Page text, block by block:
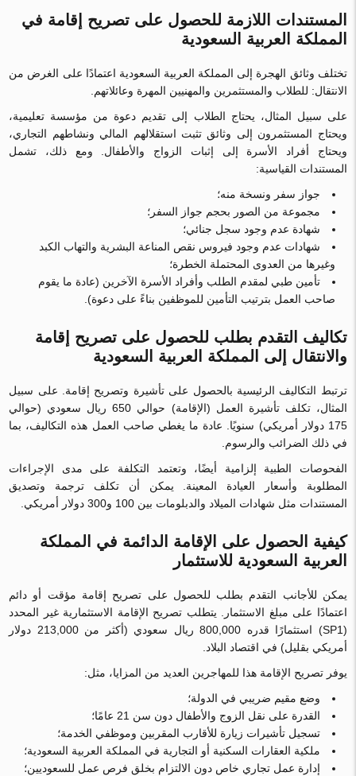
المستندات اللازمة للحصول على تصريح إقامة في
المملكة العربية السعودية
تختلف وثائق الهجرة إلى المملكة العربية السعودية اعتمادًا على الغرض من
الانتقال: للطلاب والمستثمرين والمهنيين المهرة وعائلاتهم.
على سبيل المثال، يحتاج الطلاب إلى تقديم دعوة من مؤسسة تعليمية،
ويحتاج المستثمرون إلى وثائق تثبت استقلالهم المالي ونشاطهم التجاري،
ويحتاج أفراد الأسرة إلى إثبات الزواج والأطفال. ومع ذلك، تشمل
المستندات القياسية:
جواز سفر ونسخة منه؛
مجموعة من الصور بحجم جواز السفر؛
شهادة عدم وجود سجل جنائي؛
شهادات عدم وجود فيروس نقص المناعة البشرية والتهاب الكبد
وغيرها من العدوى المحتملة الخطرة؛
تأمين طبي لمقدم الطلب وأفراد الأسرة الآخرين (عادة ما يقوم
صاحب العمل بترتيب التأمين للموظفين بناءً على دعوة).
تكاليف التقدم بطلب للحصول على تصريح إقامة
والانتقال إلى المملكة العربية السعودية
ترتبط التكاليف الرئيسية بالحصول على تأشيرة وتصريح إقامة. على سبيل
المثال، تكلف تأشيرة العمل (الإقامة) حوالي 650 ريال سعودي (حوالي
175 دولار أمريكي) سنويًا. عادة ما يغطي صاحب العمل هذه التكاليف، بما
في ذلك الضرائب والرسوم.
الفحوصات الطبية إلزامية أيضًا، وتعتمد التكلفة على مدى الإجراءات
المطلوبة وأسعار العيادة المعينة. يمكن أن تكلف ترجمة وتصديق
المستندات مثل شهادات الميلاد والدبلومات بين 100 و300 دولار أمريكي.
كيفية الحصول على الإقامة الدائمة في المملكة
العربية السعودية للاستثمار
يمكن للأجانب التقدم بطلب للحصول على تصريح إقامة مؤقت أو دائم
اعتمادًا على مبلغ الاستثمار. يتطلب تصريح الإقامة الاستثمارية غير المحدد
(SP1) استثمارًا قدره 800,000 ريال سعودي (أكثر من 213,000 دولار
أمريكي بقليل) في اقتصاد البلاد.
يوفر تصريح الإقامة هذا للمهاجرين العديد من المزايا، مثل:
وضع مقيم ضريبي في الدولة؛
القدرة على نقل الزوج والأطفال دون سن 21 عامًا؛
تسجيل تأشيرات زيارة للأقارب المقربين وموظفي الخدمة؛
ملكية العقارات السكنية أو التجارية في المملكة العربية السعودية؛
إدارة عمل تجاري خاص دون الالتزام بخلق فرص عمل للسعوديين؛